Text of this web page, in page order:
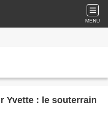
MENU
Yvette : le souterrain